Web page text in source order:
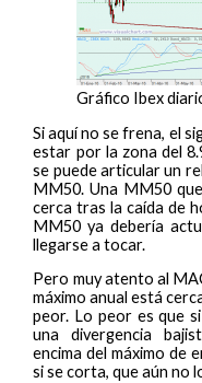
Gráfico Ibex
Si aquí no se frena, el
estar por la zona del
se puede articular un
MM50. Una MM50
cerca tras la caída de
MM50 ya debería
llegarse a tocar.
Pero muy atento al
máximo anual está
peor. Lo peor es que
una divergencia
encima del máximo de
si se corta, que aún no